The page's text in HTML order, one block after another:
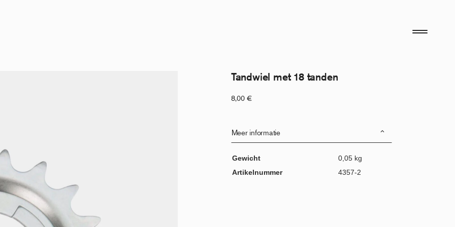
Tandwiel met 18 tanden
8,00 €
Meer informatie
Gewicht
0,05 kg
Artikelnummer
4357-2